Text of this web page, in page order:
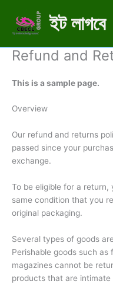
content
ইট লাগবে
Refund and
This is a sample page.
Overview
Our refund and returns
passed since your
exchange.
To be eligible for a return,
same condition that you
original packaging.
Several types of goods
Perishable goods such
magazines cannot be
products that are